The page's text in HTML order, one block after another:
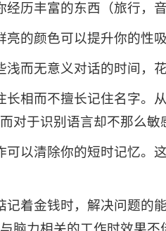
经历丰富的东西（旅行，
亮的颜色可以提升你的性
浅而无意义对话的时间，
长相而不擅长记住名字。
对于识别语言却不那么
可以清除你的短时记忆。
记着金钱时，解决问题的